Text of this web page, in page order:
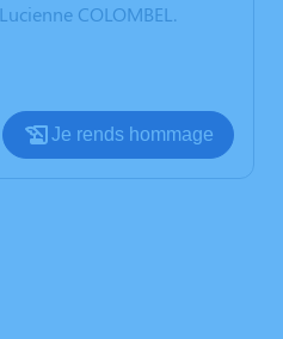
COLOMBEL.
Je rends hommage